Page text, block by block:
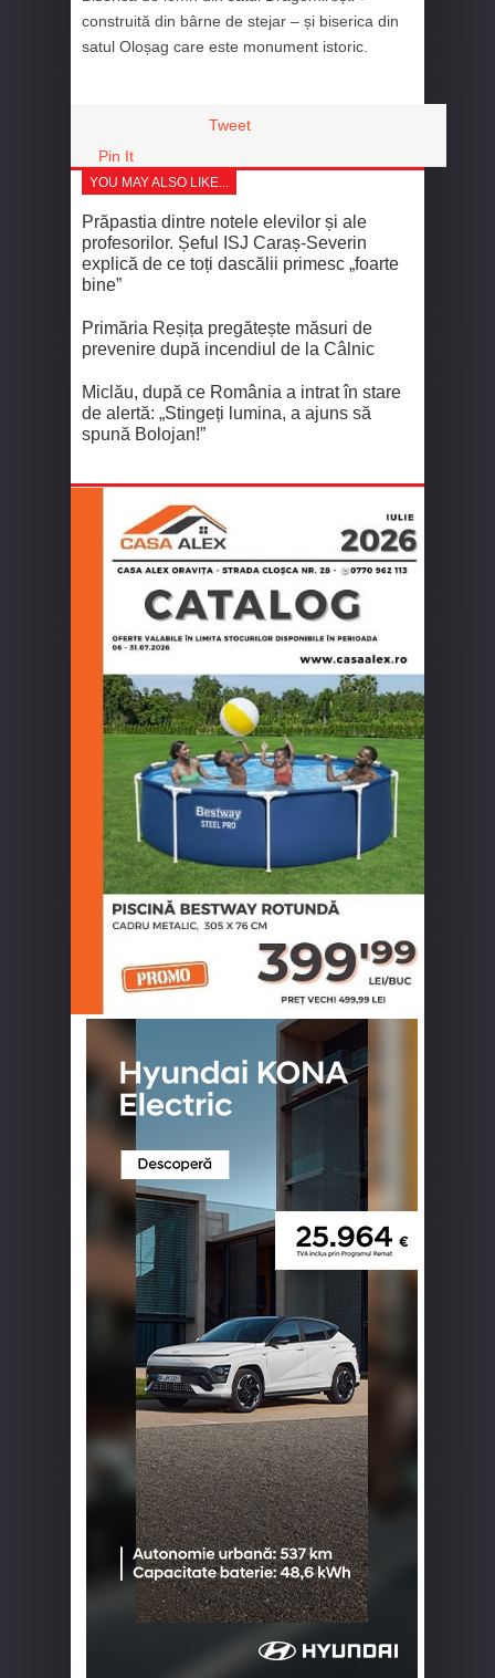
construită din bârne de stejar – și biserica din
satul Oloșag care este monument istoric.
Tweet
Pin It
YOU MAY ALSO LIKE...
Prăpastia dintre notele elevilor și ale
profesorilor. Șeful ISJ Caraș-Severin
explică de ce toți dascălii primesc „foarte
bine”
Primăria Reșița pregătește măsuri de
prevenire după incendiul de la Câlnic
Miclău, după ce România a intrat în stare
de alertă: „Stingeți lumina, a ajuns să
spună Bolojan!”